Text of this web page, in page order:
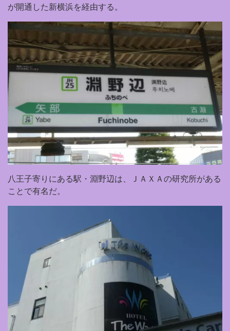
が開通した新横浜を経由する。
八王子寄りにある駅・淵野辺は、ＪＡＸＡの研究所がある
ことで有名だ。